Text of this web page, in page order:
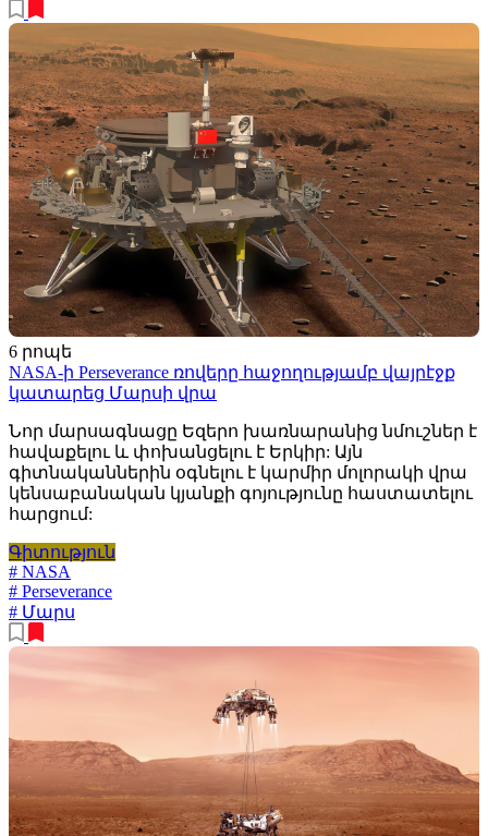
6 րոպե
NASA-ի Perseverance ռովերը հաջողությամբ վայրէջք
կատարեց Մարսի վրա
Նոր մարսագնացը Եզերո խառնարանից նմուշներ է
հավաքելու և փոխանցելու է Երկիր: Այն
գիտնականներին օգնելու է կարմիր մոլորակի վրա
կենսաբանական կյանքի գոյությունը հաստատելու
հարցում:
Գիտություն
# NASA
# Perseverance
# Մարս